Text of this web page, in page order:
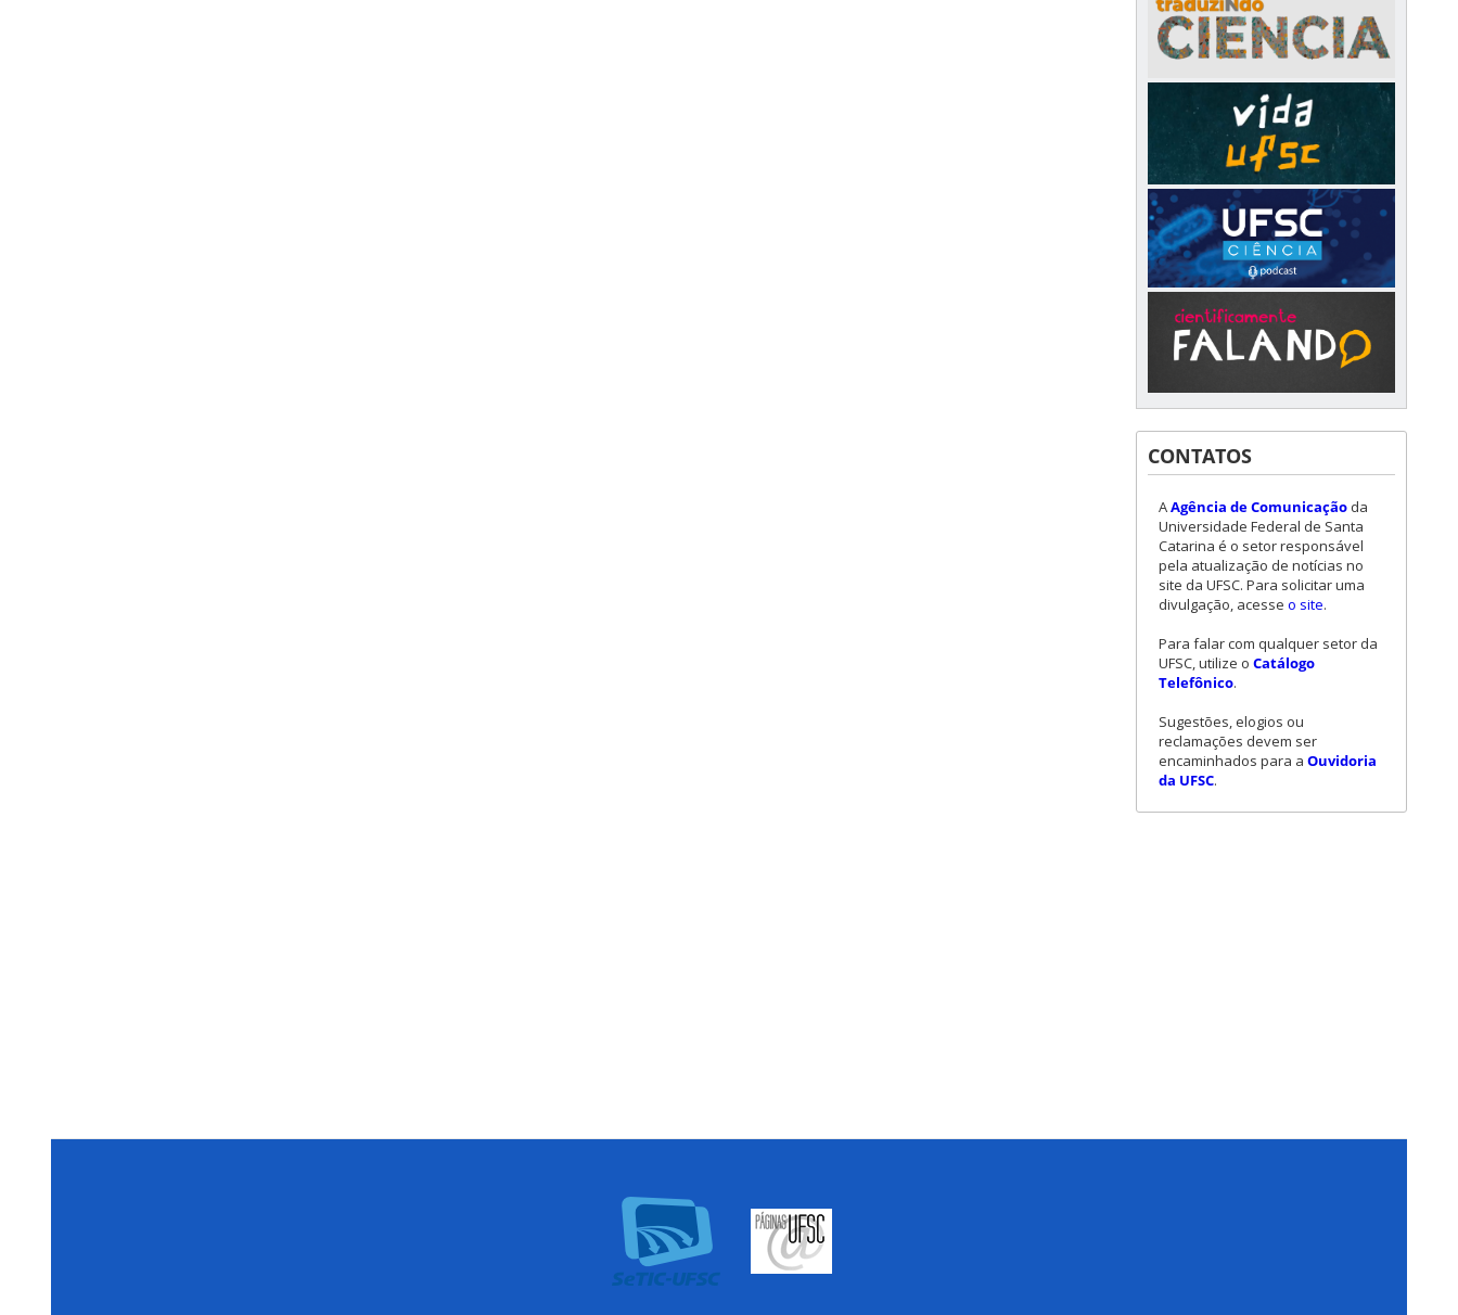
CONTATOS
AAgência de Comunicação da
Universidade Federal de Santa
Catarina é o setor responsável
pela atualização de notícias no
site da UFSC. Para solicitar uma
divulgação, acesse o site.
Para falar com qualquer setor da
UFSC, utilize o Catálogo
Telefônico.
Sugestões, elogios ou
reclamações devem ser
encaminhados para a Ouvidoria
da UFSC.